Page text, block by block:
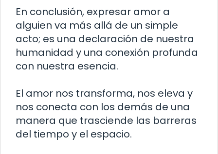
En conclusión, expresar amor a
alguien va más allá de un simple
acto; es una declaración de nuestra
humanidad y una conexión profunda
con nuestra esencia.
El amor nos transforma, nos eleva y
nos conecta con los demás de una
manera que trasciende las barreras
del tiempo y el espacio.